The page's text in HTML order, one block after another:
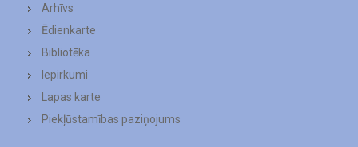
Arhīvs
Ēdienkarte
Bibliotēka
Iepirkumi
Lapas karte
Piekļūstamības paziņojums